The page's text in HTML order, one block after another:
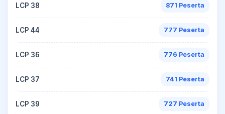
LCP 38 871 Peserta
LCP 44 777 Peserta
LCP 36 776 Peserta
LCP 37 741 Peserta
LCP 39 727 Peserta